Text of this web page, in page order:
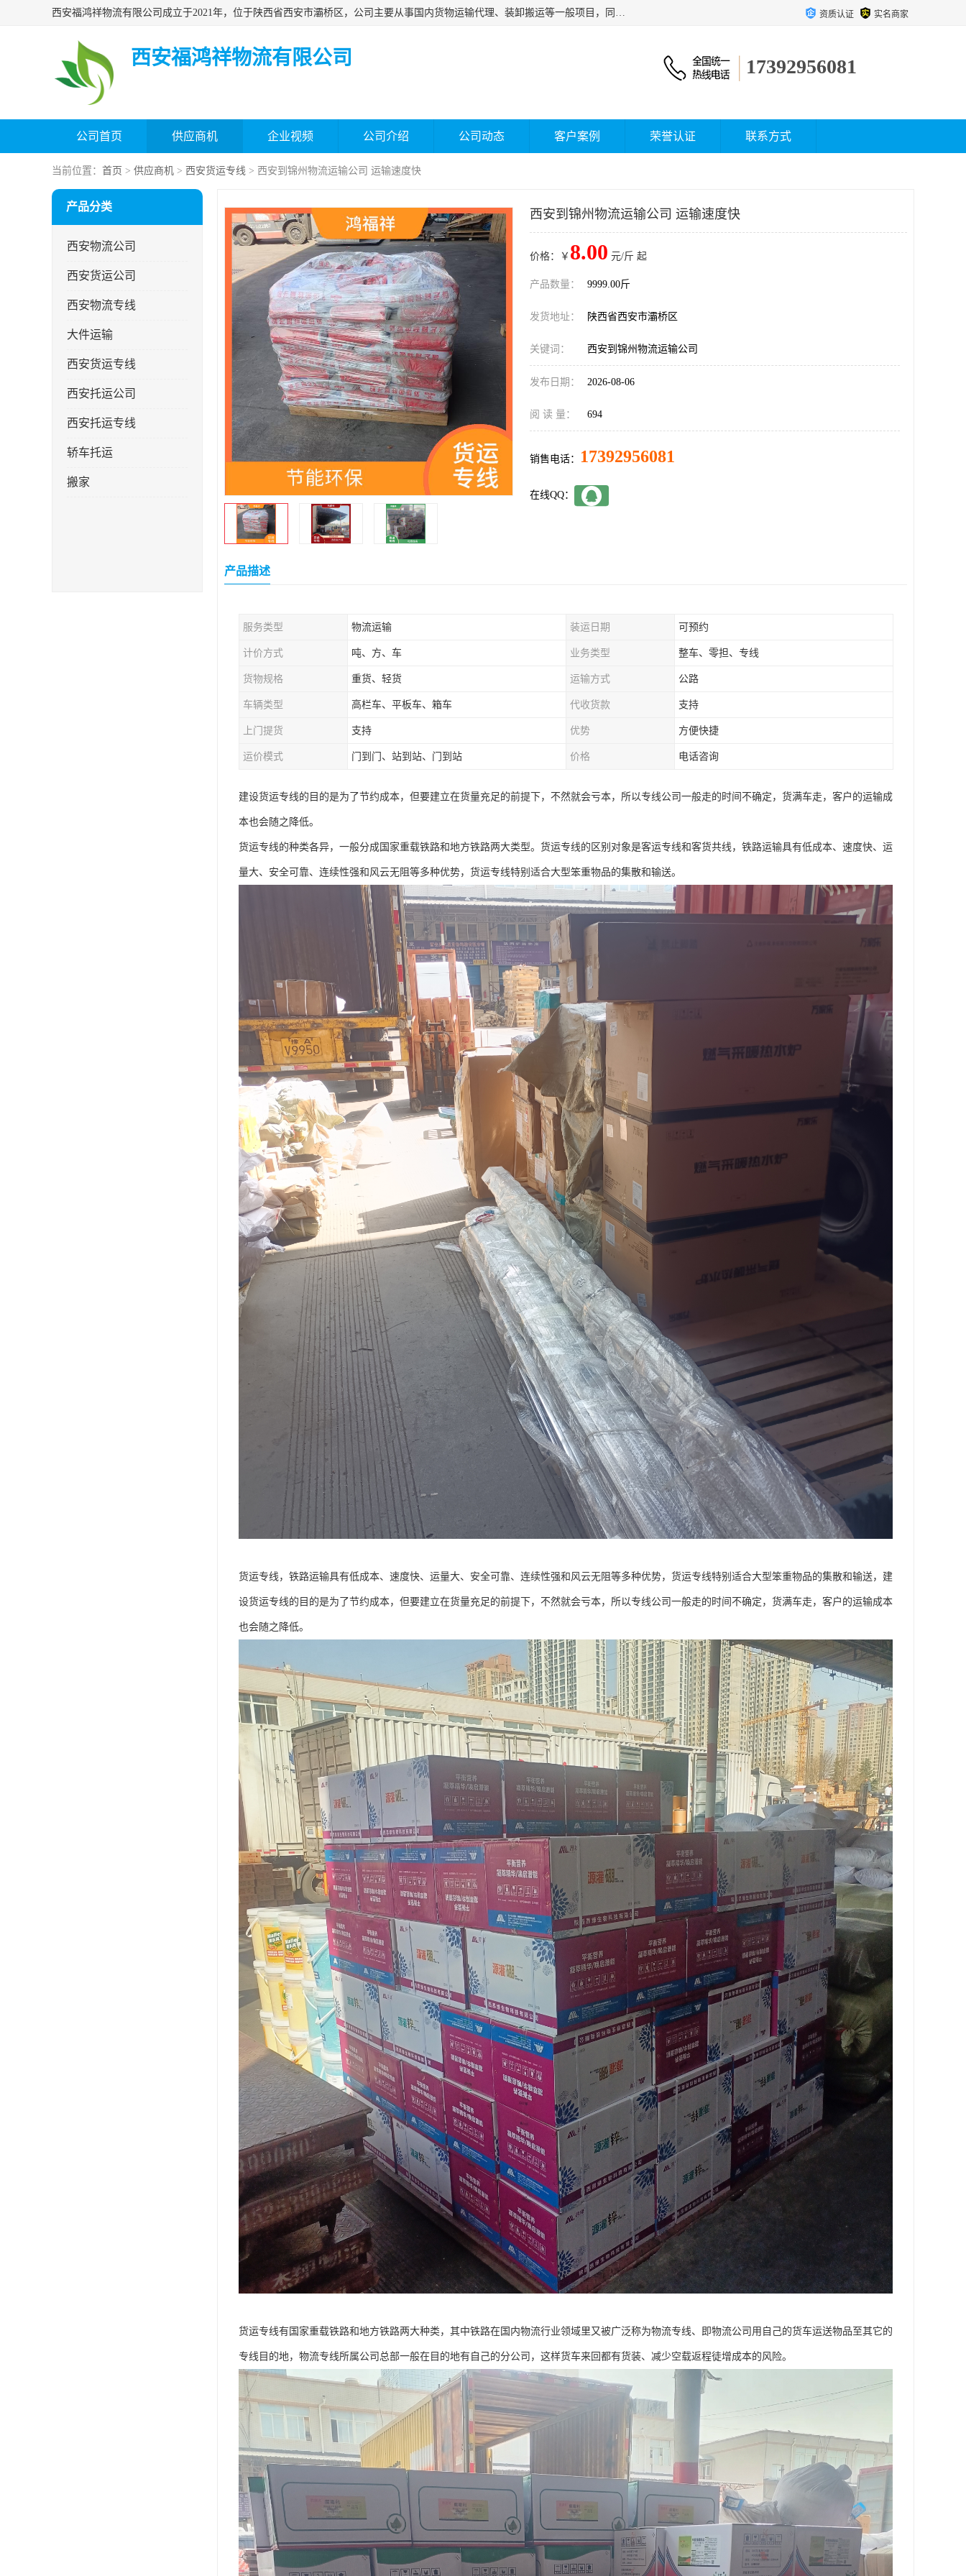
西安福鸿祥物流有限公司成立于2021年，位于陕西省西安市灞桥区，公司主要从事国内货物运输代理、装卸搬运等一般项目，同时具备道路货物运输（不含危险货物）的许可资质。凭借专业的物流服务和*的运输能力，公司致力于为客户提供安全、可靠的物流解决方案，满足多样化的运输需求，助力企业*运营。 资质认证 实名商家
西安福鸿祥物流有限公司 17392956081
公司首页 供应商机 企业视频 公司介绍 公司动态 客户案例 荣誉认证 联系方式
当前位置： 首页 > 供应商机 > 西安货运专线 > 西安到锦州物流运输公司 运输速度快
产品分类
西安物流公司
西安货运公司
西安物流专线
大件运输
西安货运专线
西安托运公司
西安托运专线
轿车托运
搬家
西安到锦州物流运输公司 运输速度快
价格：￥ 8.00 元/斤 起
产品数量： 9999.00斤
发货地址： 陕西省西安市灞桥区
关键词： 西安到锦州物流运输公司
发布日期： 2026-08-06
阅 读 量： 694
销售电话： 17392956081
在线QQ：
产品描述
服务类型 物流运输 装运日期 可预约
计价方式 吨、方、车 业务类型 整车、零担、专线
货物规格 重货、轻货 运输方式 公路
车辆类型 高栏车、平板车、箱车 代收货款 支持
上门提货 支持 优势 方便快捷
运价模式 门到门、站到站、门到站 价格 电话咨询
建设货运专线的目的是为了节约成本，但要建立在货量充足的前提下，不然就会亏本，所以专线公司一般走的时间不确定，货满车走，客户的运输成
本也会随之降低。
货运专线的种类各异，一般分成国家重载铁路和地方铁路两大类型。货运专线的区别对象是客运专线和客货共线，铁路运输具有低成本、速度快、运
量大、安全可靠、连续性强和风云无阻等多种优势，货运专线特别适合大型笨重物品的集散和输送。
货运专线，铁路运输具有低成本、速度快、运量大、安全可靠、连续性强和风云无阻等多种优势，货运专线特别适合大型笨重物品的集散和输送，建
设货运专线的目的是为了节约成本，但要建立在货量充足的前提下，不然就会亏本，所以专线公司一般走的时间不确定，货满车走，客户的运输成本
也会随之降低。
货运专线有国家重载铁路和地方铁路两大种类，其中铁路在国内物流行业领域里又被广泛称为物流专线、即物流公司用自己的货车运送物品至其它的
专线目的地，物流专线所属公司总部一般在目的地有自己的分公司，这样货车来回都有货装、减少空载返程徒增成本的风险。